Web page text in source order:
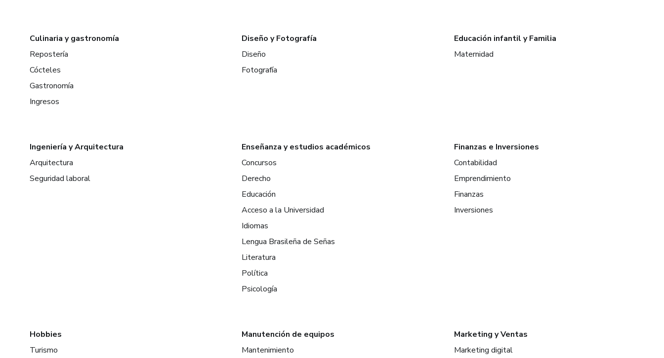
Culinaria y gastronomía
Repostería
Cócteles
Gastronomía
Ingresos
Diseño y Fotografía
Diseño
Fotografía
Educación infantil y Familia
Maternidad
Ingeniería y Arquitectura
Arquitectura
Seguridad laboral
Enseñanza y estudios académicos
Concursos
Derecho
Educación
Acceso a la Universidad
Idiomas
Lengua Brasileña de Señas
Literatura
Política
Psicología
Finanzas e Inversiones
Contabilidad
Emprendimiento
Finanzas
Inversiones
Hobbies
Turismo
Manutención de equipos
Mantenimiento
Marketing y Ventas
Marketing digital